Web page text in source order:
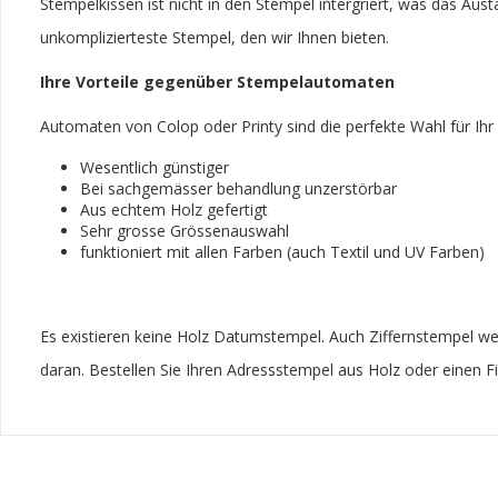
unkomplizierteste Stempel, den wir Ihnen bieten.
Ihre Vorteile gegenüber Stempelautomaten
Automaten von Colop oder Printy sind die perfekte Wahl für
Wesentlich günstiger
Bei sachgemässer behandlung unzerstörbar
Aus echtem Holz gefertigt
Sehr grosse Grössenauswahl
funktioniert mit allen Farben (auch Textil und UV Farben)
Es existieren keine Holz Datumstempel. Auch Ziffernstempel
daran. Bestellen Sie Ihren Adressstempel aus Holz oder